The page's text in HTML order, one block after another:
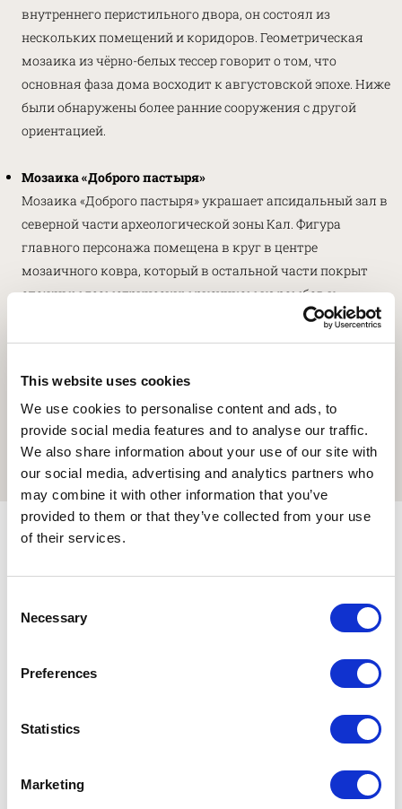
This website uses cookies
We use cookies to personalise content and ads, to
provide social media features and to analyse our traffic.
We also share information about your use of our site with
our social media, advertising and analytics partners who
may combine it with other information that you’ve
provided to them or that they’ve collected from your use
of their services.
Selection
Necessary
Preferences
Statistics
Marketing
внутреннего перистильного двора, он состоял из
нескольких помещений и коридоров. Геометрическая
мозаика из чёрно-белых тессер говорит о том, что
основная фаза дома восходит к августовской эпохе. Ниже
были обнаружены более ранние сооружения с другой
ориентацией.
Мозаика «Доброго пастыря»
Мозаика «Доброго пастыря» украшает апсидальный зал в
северной части археологической зоны Кал. Фигура
главного персонажа помещена в круг в центре
мозаичного ковра, который в остальной части покрыт
сложным геометрическим рисунком из ромбов и
квадратов с вписанными восьмиугольниками.
Представленные персонажи (помимо Доброго пастыря,
дельфинов, павлинов, уток, мужские и женские бюсты) не
обязательно должны читаться в христианском ключе,
как долгое время считалось; эти образы входят в
фигуративный репертуар, принятый в IV веке и
нехристианами.
3D-реконструкции